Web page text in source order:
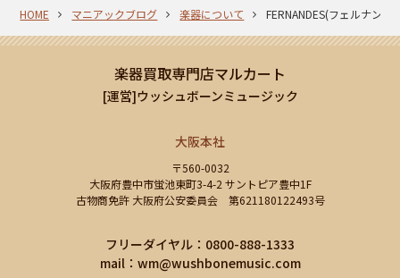
HOME マニアックブログ 楽器について FERNANDES(フェルナン
楽器買取専門店マルカート
[運営]ウッシュボーンミュージック
大阪本社
〒560-0032
大阪府豊中市蛍池東町3-4-2 サントピア豊中1F
古物商免許 大阪府公安委員会 第621180122493号
フリーダイヤル：0800-888-1333
mail： wm@wushbonemusic.com